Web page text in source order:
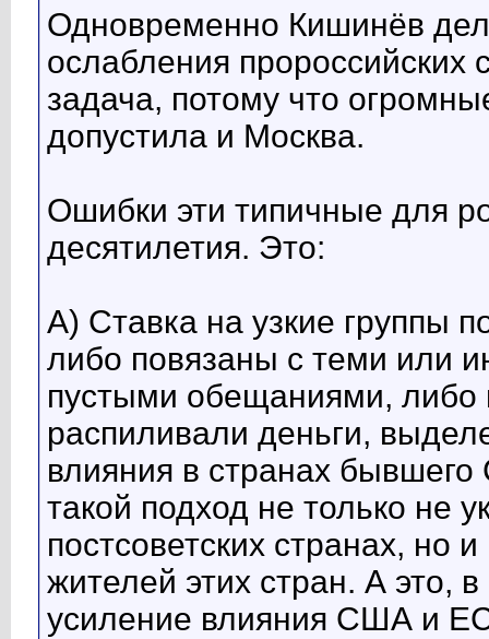
Одновременно Кишинёв
ослабления
задача, потому что
допустила и Москва.
Ошибки эти типичные для
десятилетия. Это:
А) Ставка на узкие группы
либо повязаны с теми или
пустыми обещаниями, либо
распиливали деньги,
влияния в странах
такой подход не только не
постсоветских странах, но
жителей этих стран. А это,
усиление влияния США и